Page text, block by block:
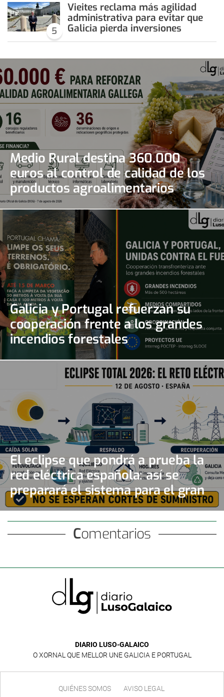
5
Vieites reclama más agilidad
administrativa para evitar que
Galicia pierda inversiones
Medio Rural destina 360.000
euros al control de calidad de los
productos agroalimentarios
gallegos
Galicia y Portugal refuerzan su
cooperación frente a los grandes
incendios forestales
El eclipse que pondrá a prueba la
red eléctrica española: así se
preparará el sistema para el gran
apagón solar
Comentarios
DIARIO LUSO-GALAICO
O XORNAL QUE MELLOR UNE GALICIA E PORTUGAL
QUIÉNES SOMOS AVISO LEGAL